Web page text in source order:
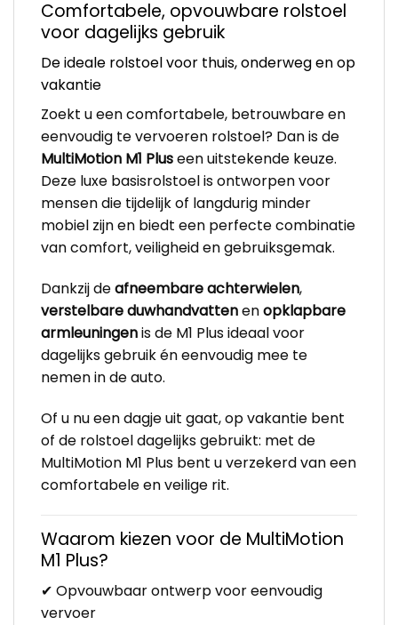
Comfortabele, opvouwbare rolstoel
voor dagelijks gebruik
De ideale rolstoel voor thuis, onderweg en op
vakantie
Zoekt u een comfortabele, betrouwbare en
eenvoudig te vervoeren rolstoel? Dan is de
MultiMotion M1 Pluseen uitstekende keuze.
Deze luxe basisrolstoel is ontworpen voor
mensen die tijdelijk of langdurig minder
mobiel zijn en biedt een perfecte combinatie
van comfort, veiligheid en gebruiksgemak.
Dankzij deafneembare achterwielen,
verstelbare duwhandvattenenopklapbare
armleuningenis de M1 Plus ideaal voor
dagelijks gebruik én eenvoudig mee te
nemen in de auto.
Of u nu een dagje uit gaat, op vakantie bent
of de rolstoel dagelijks gebruikt: met de
MultiMotion M1 Plus bent u verzekerd van een
comfortabele en veilige rit.
Waarom kiezen voor de MultiMotion
M1 Plus?
✔ Opvouwbaar ontwerp voor eenvoudig
vervoer